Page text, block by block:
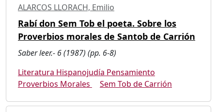
ALARCOS LLORACH, Emilio
Rabí don Sem Tob el poeta. Sobre los
Proverbios morales de Santob de Carrión
Saber leer.- 6 (1987) (pp. 6-8)
Literatura Hispanojudía Pensamiento
Proverbios Morales
Sem Tob de Carrión